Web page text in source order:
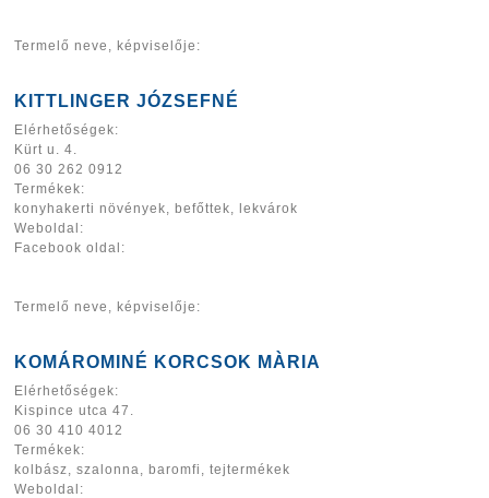
Termelő neve, képviselője:
KITTLINGER JÓZSEFNÉ
Elérhetőségek:
Kürt u. 4.
06 30 262 0912
Termékek:
konyhakerti növények, befőttek, lekvárok
Weboldal:
Facebook oldal:
Termelő neve, képviselője:
KOMÁROMINÉ KORCSOK MÀRIA
Elérhetőségek:
Kispince utca 47.
06 30 410 4012
Termékek:
kolbász, szalonna, baromfi, tejtermékek
Weboldal: